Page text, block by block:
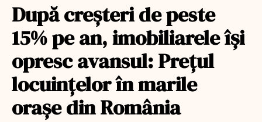
După creșteri de peste
15% pe an, imobiliarele își
opresc avansul: Preţul
locuinţelor în marile
oraşe din România